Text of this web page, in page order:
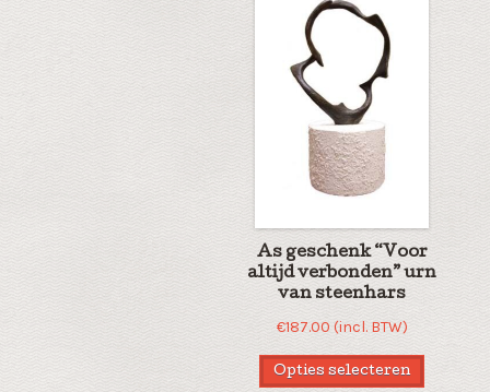
As geschenk “Voor
altijd verbonden” urn
van steenhars
€187.00 (incl. BTW)
Opties selecteren